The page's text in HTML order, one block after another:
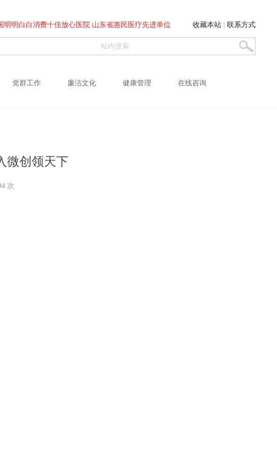
明明白白消费十佳放心医院 山东省惠民医疗先进单位 收藏本站 联系方式
党群工作 廉洁文化 健康管理 在线咨询
微创领天下
次